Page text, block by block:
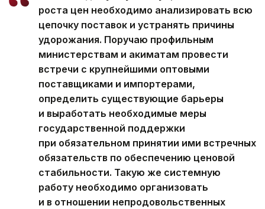
роста цен необходимо анализировать всю
цепочку поставок и устранять причины
удорожания. Поручаю профильным
министерствам и акиматам провести
встречи с крупнейшими оптовыми
поставщиками и импортерами,
определить существующие барьеры
и выработать необходимые меры
государственной поддержки
при обязательном принятии ими встречных
обязательств по обеспечению ценовой
стабильности. Такую же системную
работу необходимо организовать
и в отношении непродовольственных